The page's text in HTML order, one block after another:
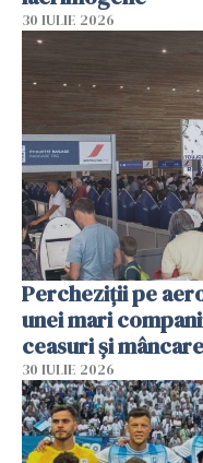
30 IULIE 2026
Percheziții pe
unei mari
ceasuri și
30 IULIE 2026